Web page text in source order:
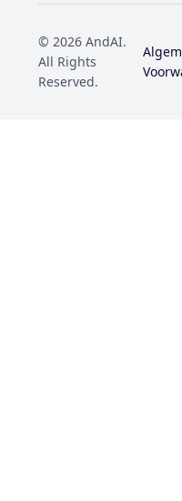
© 2026 AndAI.
All Rights
Reserved.